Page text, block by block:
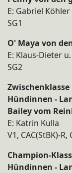
E: Gabriel Köhler
SG1
O' Maya von
E: Klaus-Dieter
SG2
Zwischenklasse
Hündinnen -
Bailey vom
E: Katrin Kulla
V1, CAC(StBK)-R,
Champion-
Hündinnen -